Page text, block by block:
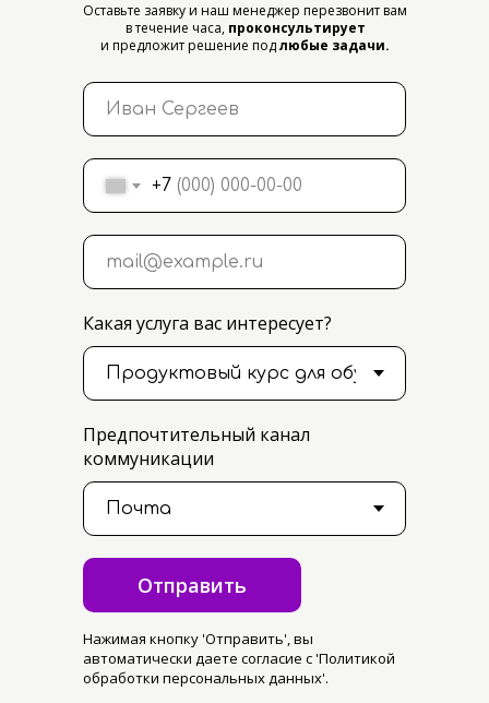
+7
Какая услуга вас интересует?
Предпочтительный канал
коммуникации
Отправить
Нажимая кнопку 'Отправить', вы
автоматически даете согласие с 'Политикой
обработки персональных данных'.
Оставьте заявку и наш менеджер перезвонит вам
в течение часа, проконсультирует
и предложит решение подлюбые задачи.